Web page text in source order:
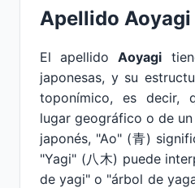
Apellido Aoyagi
El apellidoAoyagi
japonesas, y su
toponímico, es decir,
lugar geográfico o de
japonés, "Ao" (青)
"Yagi" (八木) puede
de yagi" o "árbol de